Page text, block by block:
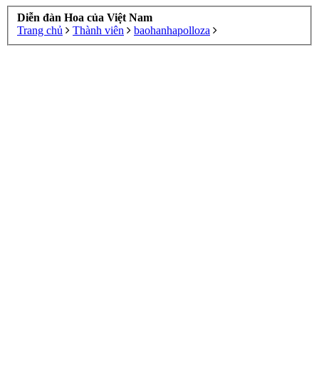
Diễn đàn Hoa của Việt Nam
Trang chủ
Thành viên baohanhapolloza